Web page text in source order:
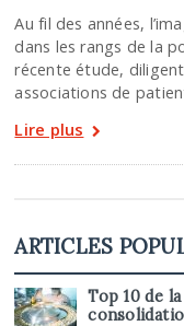
Au fil des années,
dans les rangs de la
récente étude,
associations de
Lire plus
ARTICLES
Top 10 de